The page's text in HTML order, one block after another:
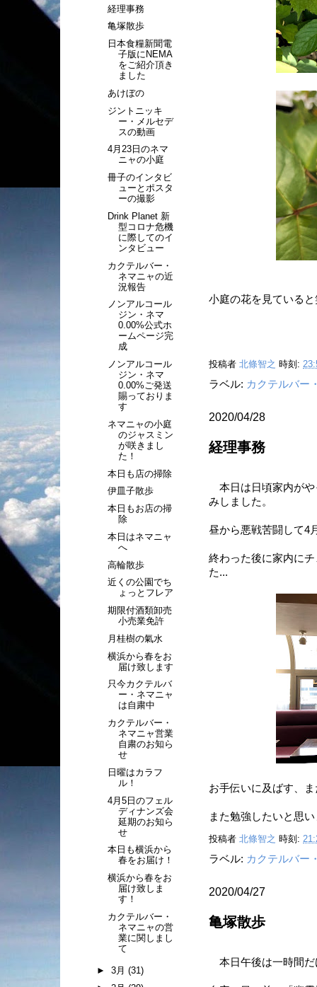
小庭の花を見ている
投稿者 北條智之 時刻:
ラベル: カクテルバー
2020/04/28
経理事務
本日は日頃家内がや
みしました。
昼から悪戦苦闘して4
終わった後に家内に
た...
お手伝いに及ばす、
また勉強したいと思
投稿者 北條智之 時刻:
ラベル: カクテルバー
2020/04/27
亀塚散歩
本日午後は一時間だ
経理事務
亀塚散歩
日本食糧新聞電
子版にNEMA
をご紹介頂き
ました
あけぼの
ジントニッキ
ー・メルセデ
スの動画
4月23日のネマ
ニャの小庭
冊子のインタビ
ューとポスタ
ーの撮影
Drink Planet 新
型コロナ危機
に際してのイ
ンタビュー
カクテルバー・
ネマニャの近
況報告
ノンアルコール
ジン・ネマ
0.00%公式ホ
ームページ完
成
ノンアルコール
ジン・ネマ
0.00%ご発送
賜っておりま
す
ネマニャの小庭
のジャスミン
が咲きまし
た！
本日も店の掃除
伊皿子散歩
本日もお店の掃
除
本日はネマニャ
へ
高輪散歩
近くの公園でち
ょっとフレア
期限付酒類卸売
小売業免許
月桂樹の氣水
横浜から春をお
届け致します
只今カクテルバ
ー・ネマニャ
は自粛中
カクテルバー・
ネマニャ営業
自粛のお知ら
せ
日曜はカラフ
ル！
4月5日のフェル
ディナンズ会
延期のお知ら
せ
本日も横浜から
春をお届け！
横浜から春をお
届け致しま
す！
カクテルバー・
ネマニャの営
業に関しまし
て
► 3月 (31)